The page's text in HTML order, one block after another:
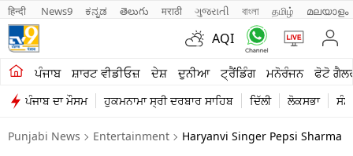
हिन्दी News9 ಕನ್ನಡ తెలుగు मराठी ગુજરાતી বাংলা தமிழ் മലയാളം
AQI
ਪੰਜਾਬ ਸ਼ਾਰਟ ਵੀਡੀਓਜ਼ ਦੇਸ਼ ਦੁਨੀਆ ਟ੍ਰੈਂਡਿੰਗ ਮਨੋਰੰਜਨ ਫੋਟੋ
ਪੰਜਾਬ ਦਾ ਮੌਸਮ ਹੁਕਮਨਾਮਾ ਸ੍ਰੀ ਦਰਬਾਰ ਸਾਹਿਬ ਦਿੱਲੀ ਲੋਕਸਭਾ
ਖੇਤੀਬਾੜੀ
ਸ਼ਾਰਟ ਵੀਡੀਓਜ਼
ਕਾਰੋਬਾਰ
Punjabi News Entertainment Haryanvi Singer Pepsi Sharma